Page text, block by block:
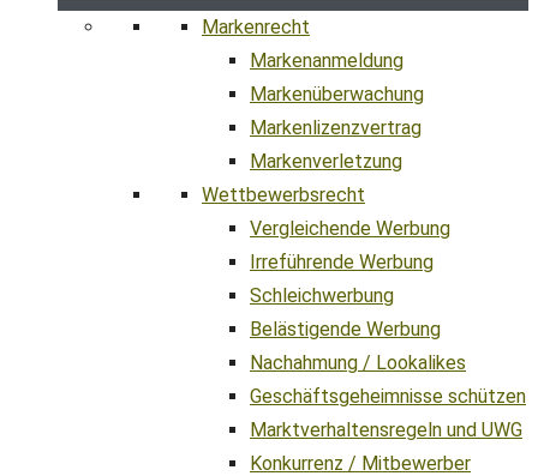
Markenrecht
Markenanmeldung
Markenüberwachung
Markenlizenzvertrag
Markenverletzung
Wettbewerbsrecht
Vergleichende Werbung
Irreführende Werbung
Schleichwerbung
Belästigende Werbung
Nachahmung / Lookalikes
Geschäftsgeheimnisse schützen
Marktverhaltensregeln und UWG
Konkurrenz / Mitbewerber